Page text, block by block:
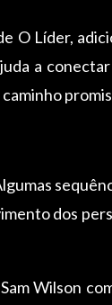
O Líder,
a conectar
dos
Wilson